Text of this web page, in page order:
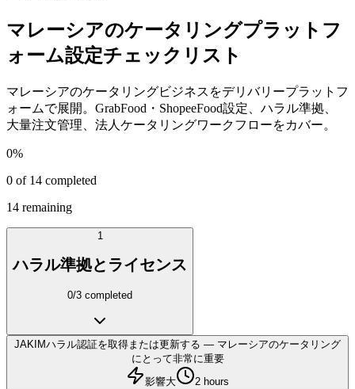
マレーシアのケータリングプラットフ
ォーム設定チェックリスト
マレーシアのケータリングビジネスをデリバリープラットフ
ォームで展開。GrabFood・ShopeeFood設定、ハラル準拠、
大量注文管理、法人ケータリングワークフローをカバー。
0%
0 of 14 completed
14 remaining
1
ハラル準拠とライセンス
0/3 completed
JAKIMハラル認証を取得または更新する — マレーシアのケータリング
にとって非常に重要
影響大
2 hours